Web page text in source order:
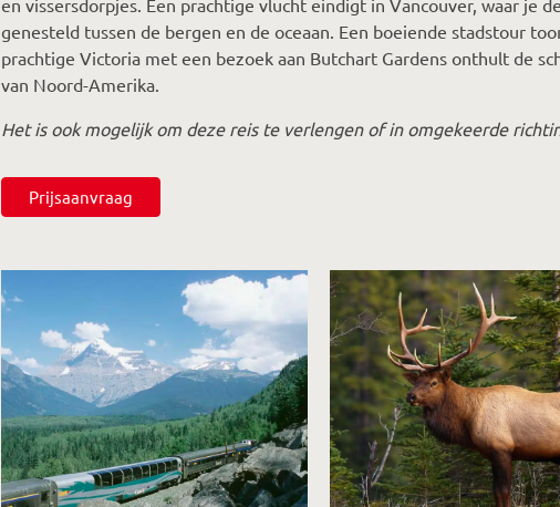
genesteld tussen de bergen en de oceaan. Een boeiende stadstour
prachtige Victoria met een bezoek aan Butchart Gardens onthult de
van Noord-Amerika.
Het is ook mogelijk om deze reis te verlengen of in omgekeerde
Prijsaanvraag